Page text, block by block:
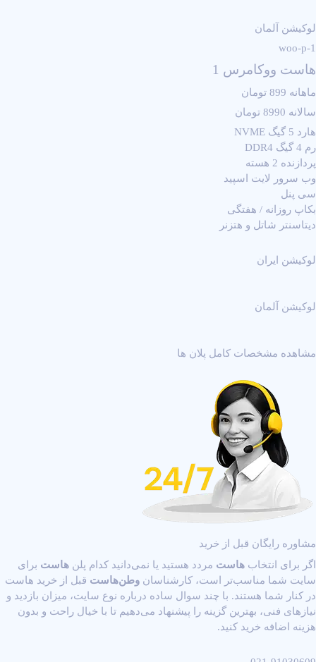
لوکیشن آلمان
woo-p-1
هاست ووکامرس 1
ماهانه 899 تومان
سالانه 8990 تومان
هارد 5 گیگ NVME
رم 4 گیگ DDR4
پردازنده 2 هسته
وب سرور لایت اسپید
سی پنل
بکاپ روزانه / هفتگی
دیتاسنتر شاتل و هتزنر
لوکیشن ایران
لوکیشن آلمان
مشاهده مشخصات کامل پلان ها
مشاوره رایگان قبل از خرید
اگر برای انتخاب هاست مردد هستید یا نمی‌دانید کدام پلن هاست برای
سایت شما مناسب‌تر است، کارشناسان وطن‌هاست قبل از خرید هاست
در کنار شما هستند. با چند سوال ساده درباره نوع سایت، میزان بازدید و
نیازهای فنی، بهترین گزینه را پیشنهاد می‌دهیم تا با خیال راحت و بدون
هزینه اضافه خرید کنید.